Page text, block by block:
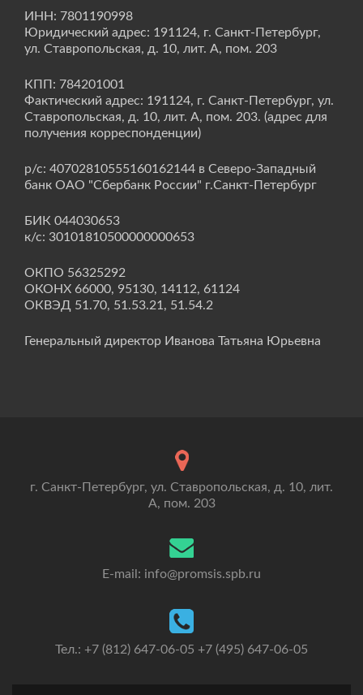
ИНН: 7801190998
Юридический адрес: 191124, г. Санкт-Петербург,
ул. Ставропольская, д. 10, лит. А, пом. 203
КПП: 784201001
Фактический адрес: 191124, г. Санкт-Петербург, ул.
Ставропольская, д. 10, лит. А, пом. 203. (адрес для
получения корреспонденции)
р/с: 40702810555160162144 в Северо-Западный
банк ОАО "Сбербанк России" г.Санкт-Петербург
БИК 044030653
к/с: 30101810500000000653
ОКПО 56325292
ОКОНХ 66000, 95130, 14112, 61124
ОКВЭД 51.70, 51.53.21, 51.54.2
Генеральный директор Иванова Татьяна Юрьевна
г. Санкт-Петербург, ул. Ставропольская, д. 10, лит.
А, пом. 203
E-mail: info@promsis.spb.ru
Тел.: +7 (812) 647-06-05 +7 (495) 647-06-05